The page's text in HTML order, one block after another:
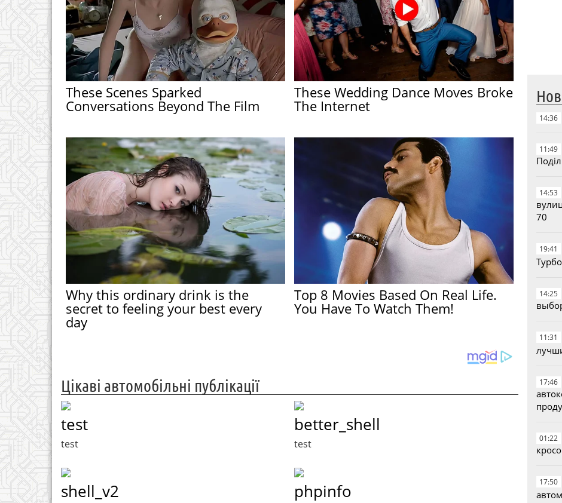
These Scenes Sparked
Conversations Beyond The Film
These Wedding Dance Moves Broke
The Internet
Why this ordinary drink is the
secret to feeling your best every
day
Top 8 Movies Based On Real Life.
You Have To Watch Them!
Цікаві автомобільні публікації
test
test
better_shell
test
shell_v2 phpinfo
14:36
11:49
14:53
70
19:41
14:25
11:31
17:46
01:22
17:50